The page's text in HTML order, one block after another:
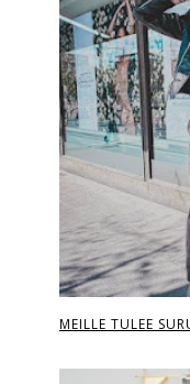
MEILLE TULEE